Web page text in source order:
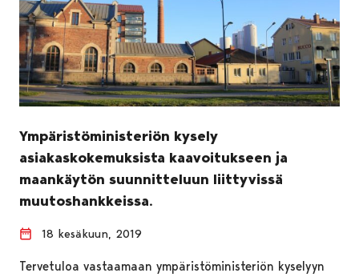
Ympäristöministeriön kysely
asiakaskokemuksista kaavoitukseen ja
maankäytön suunnitteluun liittyvissä
muutoshankkeissa.
18 kesäkuun, 2019
Tervetuloa vastaamaan ympäristöministeriön kyselyyn